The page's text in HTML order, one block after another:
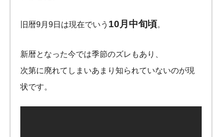
旧暦9月9日は現在でいう 10月中旬頃。
新暦となった今では季節のズレもあり、
次第に廃れてしまいあまり知られていないのが現
状です。